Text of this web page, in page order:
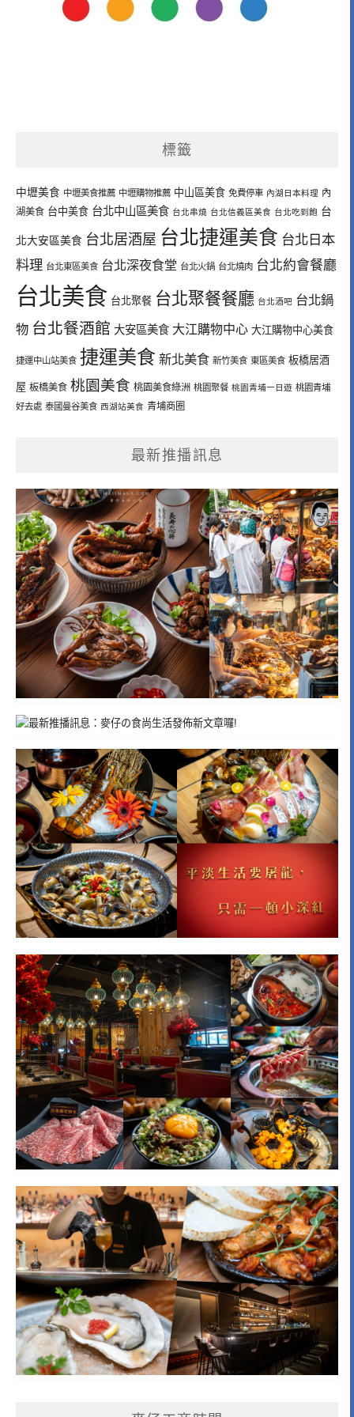
標籤
中壢美食 中壢美食推薦 中壢購物推薦 中山區美食 免費停車 內湖日本料理 內
湖美食 台中美食 台北中山區美食 台北串燒 台北信義區美食 台北吃到飽 台
北大安區美食 台北居酒屋 台北捷運美食 台北日本
料理 台北東區美食 台北深夜食堂 台北火鍋 台北燒肉 台北約會餐廳
台北美食 台北聚餐 台北聚餐餐廳 台北酒吧 台北鍋
物 台北餐酒館 大安區美食 大江購物中心 大江購物中心美食
捷運中山站美食 捷運美食 新北美食 新竹美食 東區美食 板橋居酒
屋 板橋美食 桃園美食 桃園美食綠洲 桃園聚餐 桃園青埔一日遊 桃園青埔
好去處 泰國曼谷美食 西湖站美食 青埔商圈
最新推播訊息